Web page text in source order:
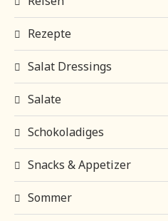
Rezepte
Salat Dressings
Salate
Schokoladiges
Snacks & Appetizer
Sommer